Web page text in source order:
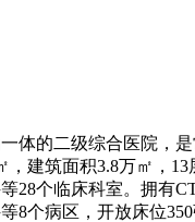
体的二级综合医院，
建筑面积3.8万㎡，
28个临床科室。拥有
个病区，开放床位